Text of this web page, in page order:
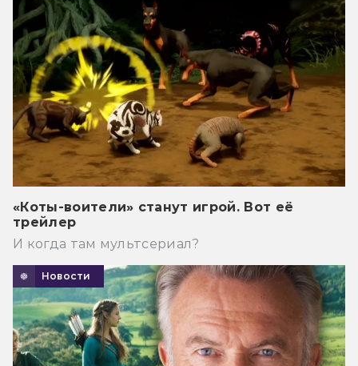
«Коты-воители» станут игрой. Вот её
трейлер
И когда там мультсериал?
Новости